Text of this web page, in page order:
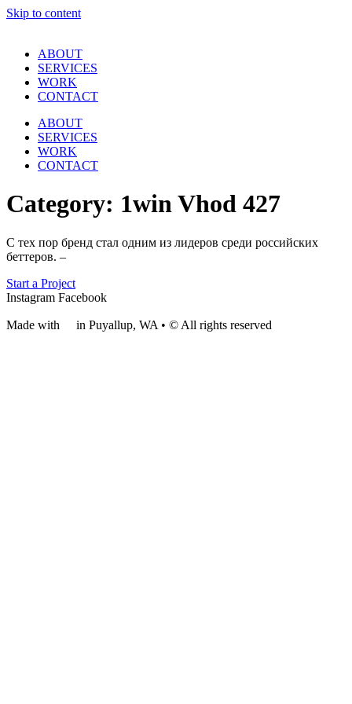
Skip to content
ABOUT
SERVICES
WORK
CONTACT
ABOUT
SERVICES
WORK
CONTACT
Category: 1win Vhod 427
С тех пор бренд стал одним из лидеров среди российских
беттеров. –
Start a Project
Instagram Facebook
Made with in Puyallup, WA • © All rights reserved